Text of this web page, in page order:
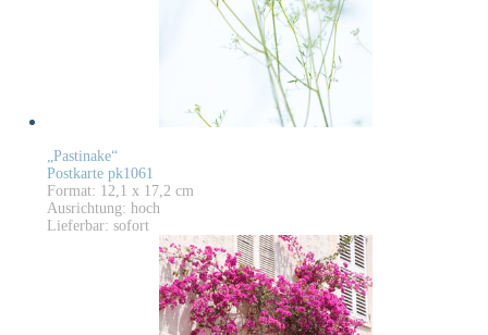
„Pastinake“
Postkarte pk1061
Format: 12,1 x 17,2 cm
Ausrichtung: hoch
Lieferbar: sofort